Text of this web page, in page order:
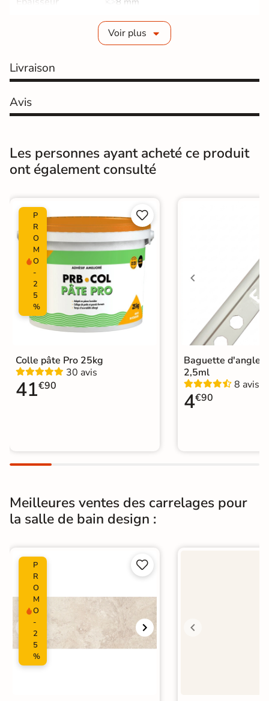
Non-rectifié
Surface Lisse
Résistant au Gel Non
Conditionnement Boite
Pose Coller
Support
Ancien carrelage
Placo, tout type de support mural
Normes Certification CE
Origine Espagne
Catégories
Carrelage Vert
Carrelage 20x20 cm|
Carrelage sol cuisine|
Voir plus
Livraison
Avis
Les personnes ayant acheté ce produit
ont également consulté
P
R
O
M
O
-
2
5
%


Colle pâte Pro 25kg
30 avis
41€90
Baguette d'angle
2,5ml
8 avis
4€90
Meilleures ventes des carrelages pour
la salle de bain design :
P
R
O
M
O
-
2
5
%

